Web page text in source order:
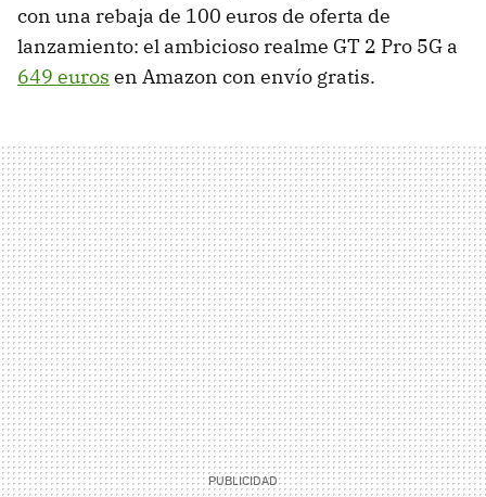
con una rebaja de 100 euros de oferta de
lanzamiento: el ambicioso realme GT 2 Pro 5G a
649 euros en Amazon con envío gratis.